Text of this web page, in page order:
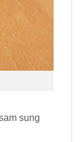
sung